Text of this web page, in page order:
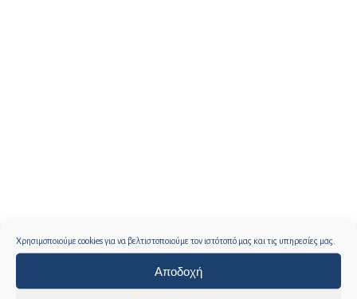
Χρησιμοποιούμε cookies για να βελτιστοποιούμε τον ιστότοπό μας και τις υπηρεσίες μας.
Αποδοχή